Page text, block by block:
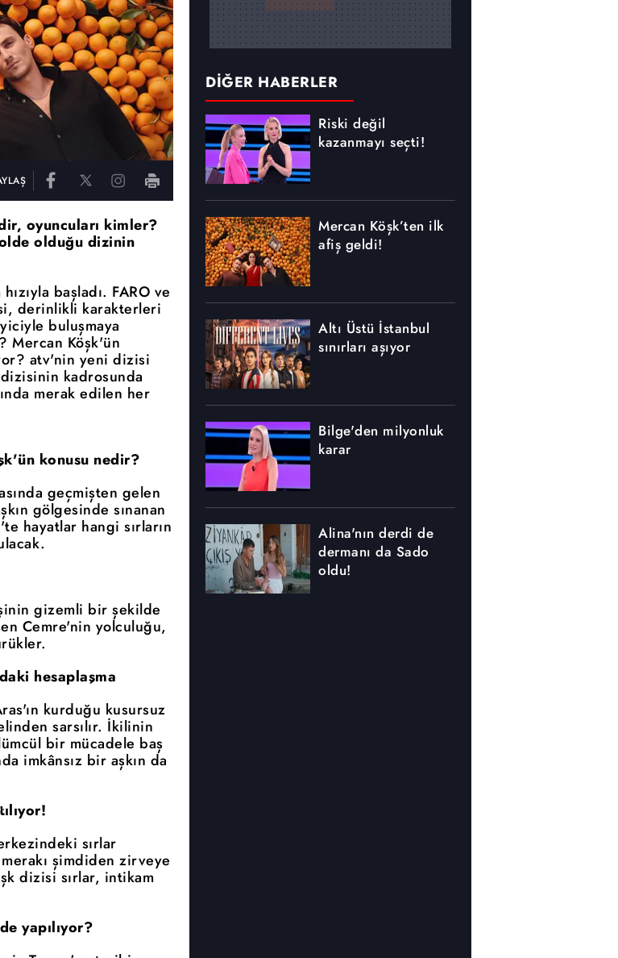
oyuncuları kimler?
olduğu dizinin
başladı. FARO ve
derinlikli karakterleri
buluşmaya
Mercan Köşk'ün
atv'nin yeni dizisi
kadrosunda
merak edilen her
konusu nedir?
geçmişten gelen
gölgesinde sınanan
hayatlar hangi sırların
gizemli bir şekilde
Cemre'nin yolculuğu,
hesaplaşma
kurduğu kusursuz
sarsılır. İkilinin
bir mücadele baş
imkânsız bir aşkın da
sırlar
şimdiden zirveye
dizisi sırlar, intikam
yapılıyor?
DİĞER HABERLER
Riski değil
kazanmayı seçti!
Mercan Köşk’ten ilk
afiş geldi!
Altı Üstü İstanbul
sınırları aşıyor
Bilge'den milyonluk
karar
Alina'nın derdi de
dermanı da Sado
oldu!